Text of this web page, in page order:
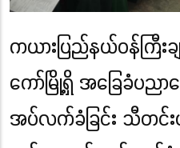
ကယားပြည်နယ်ဝန်ကြီး
ကော်မြို့ရှိ အခြေခံပညာကျ
အပ်လက်ခံခြင်း သီတင်